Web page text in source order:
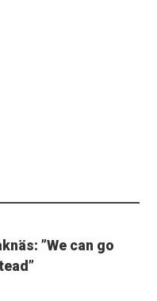
”We can go